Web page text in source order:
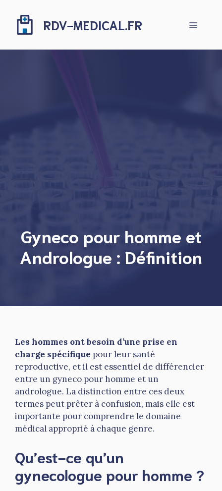
contenu
RDV-MEDICAL.FR Menu
Gyneco pour homme et
Andrologue : Définition
Les hommes ont besoin d’une prise en
charge spécifique pour leur santé
reproductive, et il est essentiel de différencier
entre un gyneco pour homme et un
andrologue. La distinction entre ces deux
termes peut prêter à confusion, mais elle est
importante pour comprendre le domaine
médical approprié à chaque genre.
Qu’est-ce qu’un
gynecologue pour homme ?